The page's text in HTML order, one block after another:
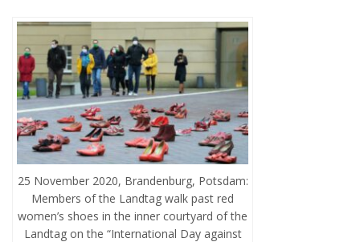
25 November 2020, Brandenburg, Potsdam:
Members of the Landtag walk past red
women’s shoes in the inner courtyard of the
Landtag on the “International Day against